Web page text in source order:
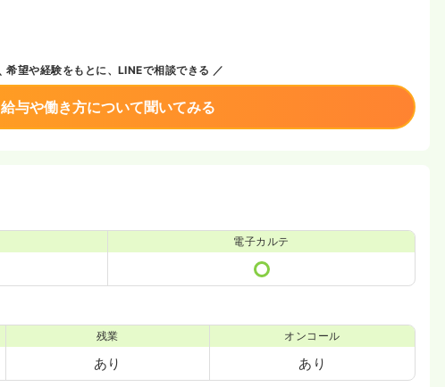
希望や経験をもとに、LINEで相談できる
給与や働き方について聞いてみる
電子カルテ
残業
あり
オンコール
あり